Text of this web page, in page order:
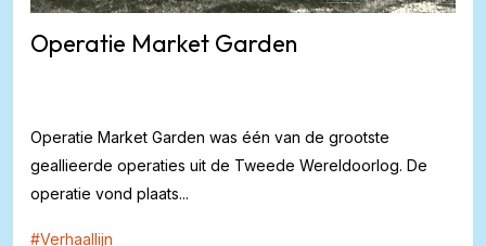
Operatie Market Garden
Operatie Market Garden was één van de grootste
geallieerde operaties uit de Tweede Wereldoorlog. De
operatie vond plaats...
#Verhaallijn